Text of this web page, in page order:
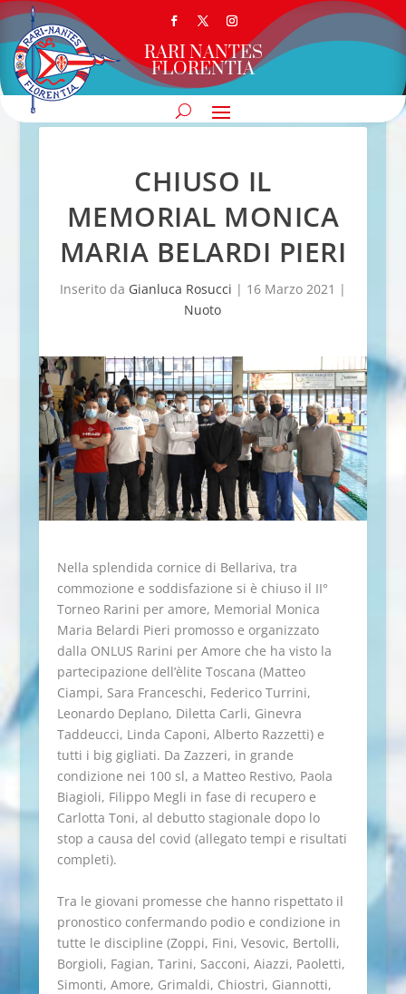
RARI NANTES
FLORENTIA
CHIUSO IL
MEMORIAL MONICA
MARIA BELARDI PIERI
Inserito da Gianluca Rosucci | 16 Marzo 2021 |
Nuoto
Nella splendida cornice di Bellariva, tra
commozione e soddisfazione si è chiuso il II°
Torneo Rarini per amore, Memorial Monica
Maria Belardi Pieri promosso e organizzato
dalla ONLUS Rarini per Amore che ha visto la
partecipazione dell’èlite Toscana (Matteo
Ciampi, Sara Franceschi, Federico Turrini,
Leonardo Deplano, Diletta Carli, Ginevra
Taddeucci, Linda Caponi, Alberto Razzetti) e
tutti i big gigliati. Da Zazzeri, in grande
condizione nei 100 sl, a Matteo Restivo, Paola
Biagioli, Filippo Megli in fase di recupero e
Carlotta Toni, al debutto stagionale dopo lo
stop a causa del covid (allegato tempi e risultati
completi).
Tra le giovani promesse che hanno rispettato il
pronostico confermando podio e condizione in
tutte le discipline (Zoppi, Fini, Vesovic, Bertolli,
Borgioli, Fagian, Tarini, Sacconi, Aiazzi, Paoletti,
Simonti, Amore, Grimaldi, Chiostri, Giannotti,